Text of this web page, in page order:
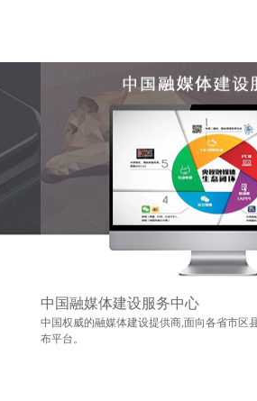
中国融媒体建设服务中心
中国权威的融媒体建设提供商,面向各省市区
布平台。